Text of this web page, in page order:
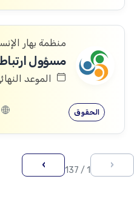
منظمة بهار
مسؤول
الموعد النهائي: 10/08/
الحقوق
‹
1 / 137
›